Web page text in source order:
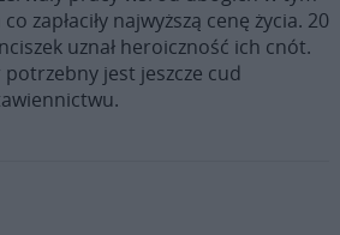
zapłaciły najwyższą cenę życia. 20
uznał heroiczność ich cnót.
jest jeszcze cud